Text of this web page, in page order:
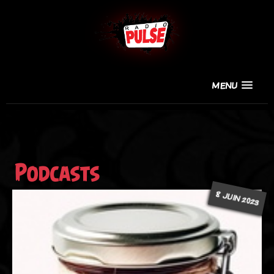
MENU
Podcasts
8 JUIN 2023